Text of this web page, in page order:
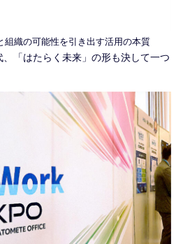
組織の可能性を引き出す活用の本質
「はたらく未来」の形も決して一つ